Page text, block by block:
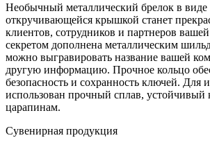
Необычный металлический брелок в виде
откручивающейся крышкой станет
клиентов, сотрудников и партнеров
секретом дополнена металлическим
можно выгравировать название вашей
другую информацию. Прочное кольцо
безопасность и сохранность ключей. Для
использован прочный сплав, устойчивый
царапинам.
Сувенирная продукция